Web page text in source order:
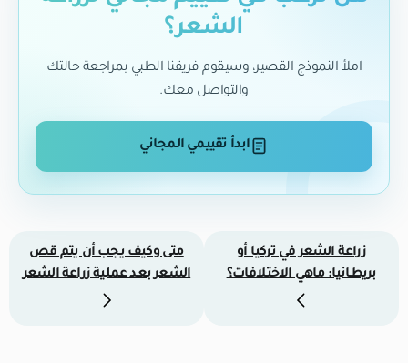
الشعر؟
املأ النموذج القصير، وسيقوم فريقنا الطبي بمراجعة حالتك
والتواصل معك.
ابدأ تقييمي المجاني
زراعة الشعر في تركيا أو
بريطانيا: ماهي الاختلافات؟
متى وكيف يجب أن يتم قص
الشعر بعد عملية زراعة الشعر